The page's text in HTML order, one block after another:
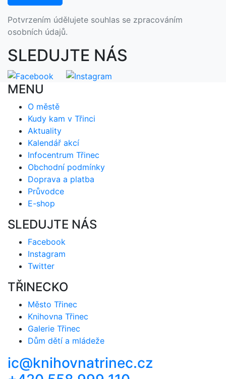
Potvrzením údělujete souhlas se zpracováním
osobních údajů.
SLEDUJTE NÁS
MENU
O městě
Kudy kam v Třinci
Aktuality
Kalendář akcí
Infocentrum Třinec
Obchodní podmínky
Doprava a platba
Průvodce
E-shop
SLEDUJTE NÁS
Facebook
Instagram
Twitter
TŘINECKO
Město Třinec
Knihovna Třinec
Galerie Třinec
Dům dětí a mládeže
ic@knihovnatrinec.cz